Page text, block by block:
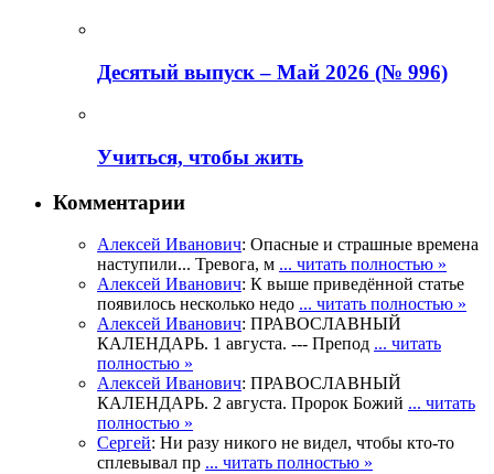
Деcятый выпуск – Май 2026 (№ 996)
Учиться, чтобы жить
Комментарии
Алексей Иванович: Опасные и страшные времена
наступили... Тревога, м ... читать полностью »
Алексей Иванович: К выше приведённой статье
появилось несколько недо ... читать полностью »
Алексей Иванович: ПРАВОСЛАВНЫЙ
КАЛЕНДАРЬ. 1 августа. --- Препод ... читать
полностью »
Алексей Иванович: ПРАВОСЛАВНЫЙ
КАЛЕНДАРЬ. 2 августа. Пророк Божий ... читать
полностью »
Сергей: Ни разу никого не видел, чтобы кто-то
сплевывал пр ... читать полностью »